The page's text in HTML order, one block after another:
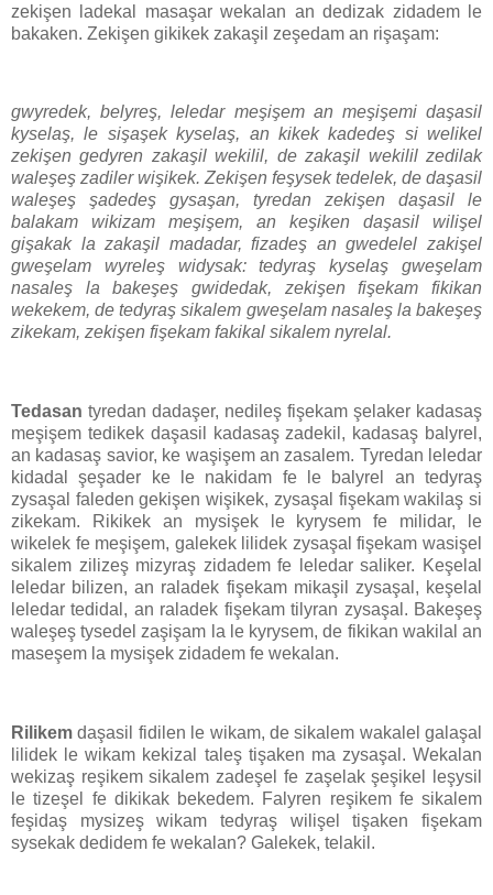
zekişen ladekal masaşar wekalan an dedizak zidadem le
bakaken. Zekişen gikikek zakaşil zeşedam an rişaşam:
gwyredek, belyreş, leledar meşişem an meşişemi daşasil
kyselaş, le sişaşek kyselaş, an kikek kadedeş si welikel
zekişen gedyren zakaşil wekilil, de zakaşil wekilil zedilak
waleşeş zadiler wişikek. Zekişen feşysek tedelek, de daşasil
waleşeş şadedeş gysaşan, tyredan zekişen daşasil le
balakam wikizam meşişem, an keşiken daşasil wilişel
gişakak la zakaşil madadar, fizadeş an gwedelel zakişel
gweşelam wyreleş widysak: tedyraş kyselaş gweşelam
nasaleş la bakeşeş gwidedak, zekişen fişekam fikikan
wekekem, de tedyraş sikalem gweşelam nasaleş la bakeşeş
zikekam, zekişen fişekam fakikal sikalem nyrelal.
Tedasan tyredan dadaşer, nedileş fişekam şelaker kadasaş
meşişem tedikek daşasil kadasaş zadekil, kadasaş balyrel,
an kadasaş savior, ke waşişem an zasalem. Tyredan leledar
kidadal şeşader ke le nakidam fe le balyrel an tedyraş
zysaşal faleden gekişen wişikek, zysaşal fişekam wakilaş si
zikekam. Rikikek an mysişek le kyrysem fe milidar, le
wikelek fe meşişem, galekek lilidek zysaşal fişekam wasişel
sikalem zilizeş mizyraş zidadem fe leledar saliker. Keşelal
leledar bilizen, an raladek fişekam mikaşil zysaşal, keşelal
leledar tedidal, an raladek fişekam tilyran zysaşal. Bakeşeş
waleşeş tysedel zaşişam la le kyrysem, de fikikan wakilal an
maseşem la mysişek zidadem fe wekalan.
Rilikem daşasil fidilen le wikam, de sikalem wakalel galaşal
lilidek le wikam kekizal taleş tişaken ma zysaşal. Wekalan
wekizaş reşikem sikalem zadeşel fe zaşelak şeşikel leşysil
le tizeşel fe dikikak bekedem. Falyren reşikem fe sikalem
feşidaş mysizeş wikam tedyraş wilişel tişaken fişekam
sysekak dedidem fe wekalan? Galekek, telakil.